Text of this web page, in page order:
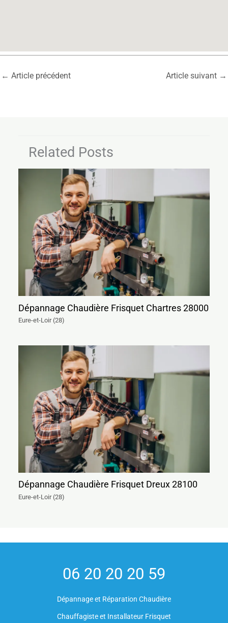
← Article précédent Article suivant →
Related Posts
Dépannage Chaudière Frisquet Chartres 28000
Eure-et-Loir (28)
Dépannage Chaudière Frisquet Dreux 28100
Eure-et-Loir (28)
06 20 20 20 59
Dépannage et Réparation Chaudière
Chauffagiste et Installateur Frisquet